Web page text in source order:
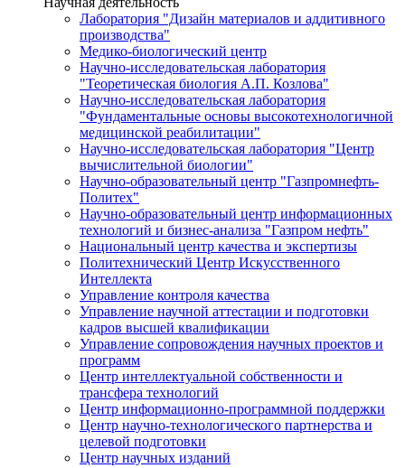
Лаборатория "Дизайн материалов и аддитивного
производства"
Медико-биологический центр
Научно-исследовательская лаборатория
"Теоретическая биология А.П. Козлова"
Научно-исследовательская лаборатория
"Фундаментальные основы высокотехнологичной
медицинской реабилитации"
Научно-исследовательская лаборатория "Центр
вычислительной биологии"
Научно-образовательный центр "Газпромнефть-
Политех"
Научно-образовательный центр информационных
технологий и бизнес-анализа "Газпром нефть"
Национальный центр качества и экспертизы
Политехнический Центр Искусственного
Интеллекта
Управление контроля качества
Управление научной аттестации и подготовки
кадров высшей квалификации
Управление сопровождения научных проектов и
программ
Центр интеллектуальной собственности и
трансфера технологий
Центр информационно-программной поддержки
Центр научно-технологического партнерства и
целевой подготовки
Центр научных изданий